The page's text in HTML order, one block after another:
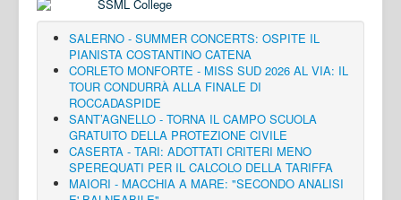
SALERNO - SUMMER CONCERTS: OSPITE IL
PIANISTA COSTANTINO CATENA
CORLETO MONFORTE - MISS SUD 2026 AL VIA: IL
TOUR CONDURRÀ ALLA FINALE DI
ROCCADASPIDE
SANT’AGNELLO - TORNA IL CAMPO SCUOLA
GRATUITO DELLA PROTEZIONE CIVILE
CASERTA - TARI: ADOTTATI CRITERI MENO
SPEREQUATI PER IL CALCOLO DELLA TARIFFA
MAIORI - MACCHIA A MARE: "SECONDO ANALISI